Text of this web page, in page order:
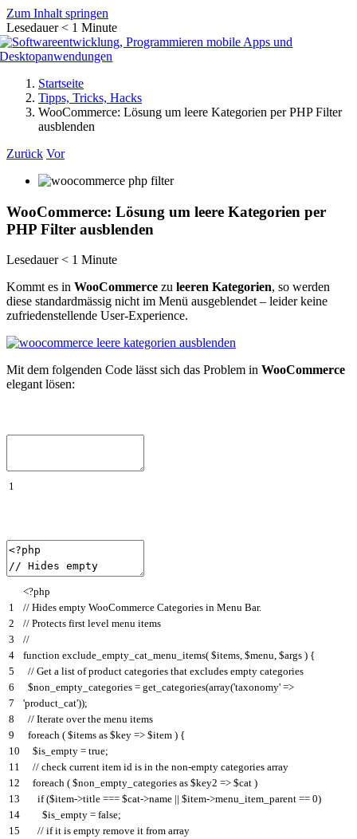
Zum Inhalt springen
Lesedauer < 1 Minute
Startseite
Tipps, Tricks, Hacks
WooCommerce: Lösung um leere Kategorien per PHP Filter
ausblenden
Zurück Vor
WooCommerce: Lösung um leere Kategorien per
PHP Filter ausblenden
Lesedauer < 1 Minute
Kommt es in WooCommerce zu leeren Kategorien, so werden
diese standardmässig nicht im Menü ausgeblendet – leider keine
zufriedenstellende User-Experience.
Mit dem folgenden Code lässt sich das Problem in WooCommerce
elegant lösen:
1
1
2
3
4
5
6
7
8
9
10
11
12
13
14
15
<?php
// Hides empty WooCommerce Categories in Menu Bar.
// Protects first level menu items
//
function exclude_empty_cat_menu_items( $items $menu $args ) {
// Get a list of product categories that excludes empty categories
$non_empty_categories = get_categories(array('taxonomy' =>
'product_cat'));
// Iterate over the menu items
foreach ( $items as $key => $item ) {
$is_empty = true;
// check current item id is in the non-empty categories array
foreach ( $non_empty_categories as $key2 => $cat )
if ($item->title === $cat->name || $item->menu_item_parent == 0)
$is_empty = false;
// if it is empty remove it from array